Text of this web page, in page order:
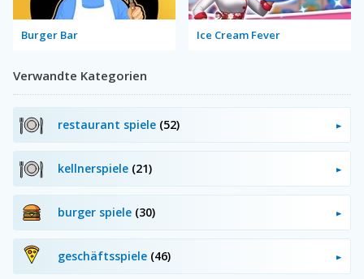
Burger Bar Ice Cream Fever
Verwandte Kategorien
restaurant spiele (52)
kellnerspiele (21)
burger spiele (30)
geschäftsspiele (46)